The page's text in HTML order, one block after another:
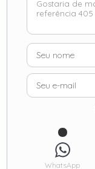
WhatsApp